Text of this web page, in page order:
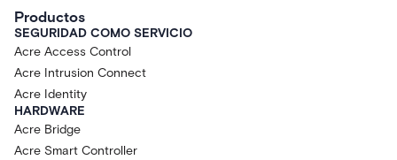
Productos
SEGURIDAD COMO SERVICIO
Acre Access Control
Acre Intrusion Connect
Acre Identity
HARDWARE
Acre Bridge
Acre Smart Controller